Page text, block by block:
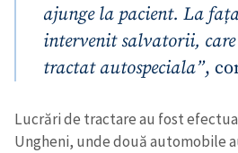
ajunge la pacient. La
intervenit salvatorii,
tractat autospeciala”,
Lucrări de tractare au fost
Ungheni, unde două automobile